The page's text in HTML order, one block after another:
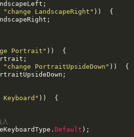
"change LandscapeRight" ))  {
Portrait" ))  {
"change PortraitUpsideDown" ))  {
Keyboard" ))  {
Default );